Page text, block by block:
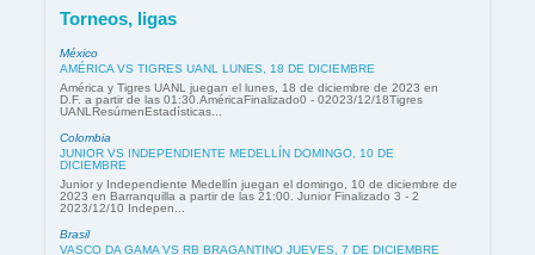
Torneos, ligas
México
AMÉRICA VS TIGRES UANL LUNES, 18 DE DICIEMBRE
América y Tigres UANL juegan el lunes, 18 de diciembre de 2023 en
D.F. a partir de las 01:30.AméricaFinalizado0 - 02023/12/18Tigres
UANLResúmenEstadísticas...
Colombia
JUNIOR VS INDEPENDIENTE MEDELLÍN DOMINGO, 10 DE
DICIEMBRE
Junior y Independiente Medellín juegan el domingo, 10 de diciembre de
2023 en Barranquilla a partir de las 21:00. Junior Finalizado 3 - 2
2023/12/10 Indepen...
Brasil
VASCO DA GAMA VS RB BRAGANTINO JUEVES, 7 DE DICIEMBRE